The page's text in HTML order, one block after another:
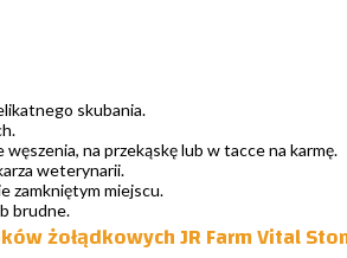
skubania.
na przekąskę lub w tacce na karmę.
weterynarii.
zamkniętym miejscu.
brudne.
żołądkowych JR Farm Vital